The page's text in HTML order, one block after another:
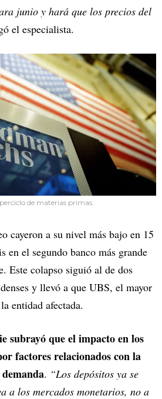
junio y hará que los precios del
el especialista.
de materias primas.
cayeron a su nivel más bajo en 15
en el segundo banco más grande
Este colapso siguió al de dos
y llevó a que UBS, el mayor
entidad afectada.
subrayó que el impacto en los
factores relacionados con la
. “Los depósitos ya se
a los mercados monetarios, no a